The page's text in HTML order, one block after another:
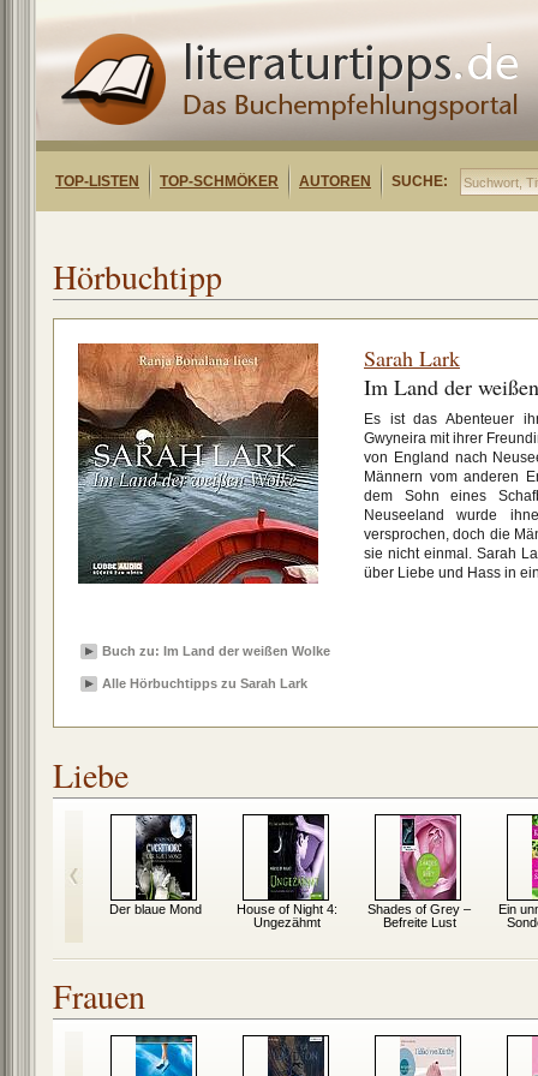
TOP-LISTEN TOP-SCHMÖKER AUTOREN SUCHE:
Hörbuchtipp
Sarah Lark
Im Land der
Es ist das Abenteuer
Gwyneira mit ihrer
von England nach
Männern vom anderen
dem Sohn eines
Neuseeland wurde
versprochen, doch die
sie nicht einmal. Sarah
über Liebe und Hass in
Buch zu: Im Land der weißen Wolke
Alle Hörbuchtipps zu Sarah Lark
Liebe
Der blaue Mond
House of Night 4:
Ungezähmt
Shades of Grey –
Befreite Lust
Ein
Frauen